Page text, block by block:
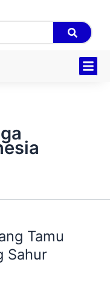
Tamu
Sahur